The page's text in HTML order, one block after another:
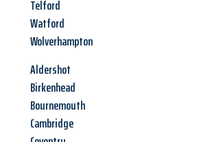
Telford
Watford
Wolverhampton
Aldershot
Birkenhead
Bournemouth
Cambridge